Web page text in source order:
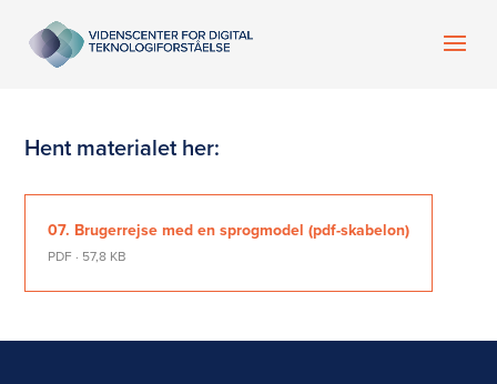
Hent materialet her:
07. Brugerrejse med en sprogmodel (pdf-skabelon)
PDF · 57,8 KB